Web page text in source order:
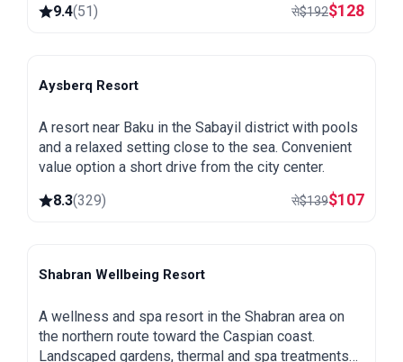
9.4(51) से$192$128
Baku
Aysberq Resort
A resort near Baku in the Sabayil district with pools
and a relaxed setting close to the sea. Convenient
value option a short drive from the city center.
8.3(329) से$139$107
Shabran
Shabran Wellbeing Resort
A wellness and spa resort in the Shabran area on
the northern route toward the Caspian coast.
Landscaped gardens, thermal and spa treatments